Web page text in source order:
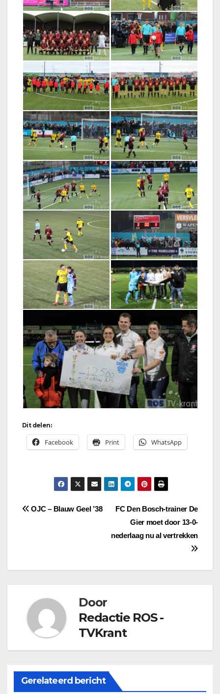
Dit delen:
Facebook Print WhatsApp
Bericht
FC Den Bosch-trainer De
Gier moet door 13-0-
nederlaag nu al vertrekken
OJC – Blauw Geel ’38
Door
Redactie ROS -
TVKrant
Gerelateerd bericht